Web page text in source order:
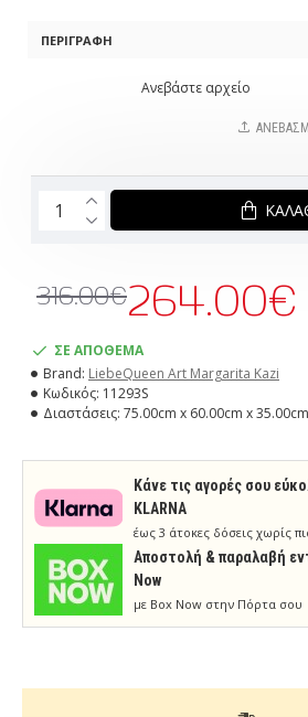
ΠΕΡΙΓΡΑΦΉ
ΣΕ ΑΠΟΘΕΜΑ
Brand: LiebeQueen Art Margarita Kazi
Κωδικός: 11293S
Διαστάσεις: 75.00cm x 60.00cm x 35.00cm
264.00€
316.00€
Ανεβάστε αρχείο
Κάνε τις αγορές σου
KLARNA
έως 3 άτοκες δόσεις χωρίς
Aποστολή & παραλαβή
Now
με Box Now στην Πόρτα σου